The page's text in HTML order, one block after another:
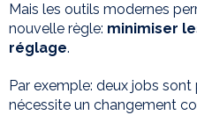
Mais les outils modernes
nouvelle règle: minimiser
réglage.
Par exemple: deux jobs sont
nécessite un changement